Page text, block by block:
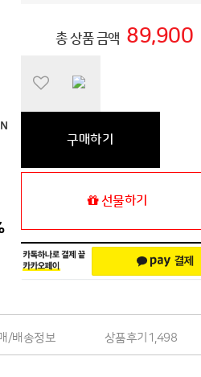
총 상품 금액 89,900
구매하기
선물하기
/배송정보 상품후기 1,498